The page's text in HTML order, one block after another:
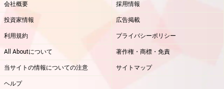
会社概要 採用情報
投資家情報 広告掲載
利用規約 プライバシーポリシー
All Aboutについて 著作権・商標・免責
当サイトの情報についての注意 サイトマップ
ヘルプ